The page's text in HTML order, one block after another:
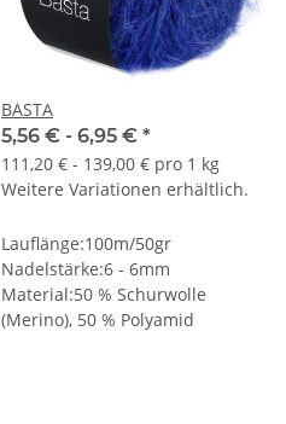
BASTA
5,56 € - 6,95 € *
111,20 € - 139,00 € pro 1 kg
Weitere Variationen erhältlich.
Lauflänge:100m/50gr
Nadelstärke:6 - 6mm
Material:50 % Schurwolle
(Merino), 50 % Polyamid